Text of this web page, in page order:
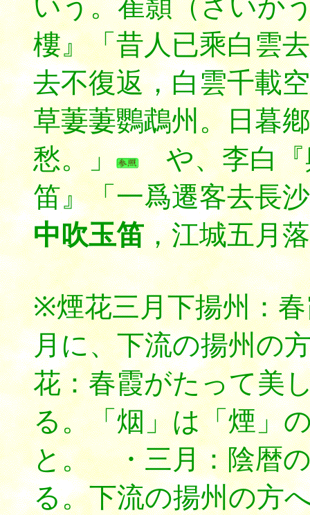
いう。崔顥（さいか
樓』「昔人已乘白雲
去不復返，白雲千載
草萋萋鸚鵡州。日暮
愁。」
や、李白『
笛』「一爲遷客去長
中吹玉笛，江城五月
※煙花三月下揚州：
月に、下流の揚州の
花：春霞がたって美
る。「烟」は「煙」
と。 ・三月：陰暦
る。下流の揚州の方